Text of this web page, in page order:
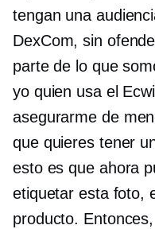
tengan una
DexCom, sin
parte de lo que
yo quien usa el
asegurarme de
que quieres tener
esto es que ahora
etiquetar esta foto,
producto.